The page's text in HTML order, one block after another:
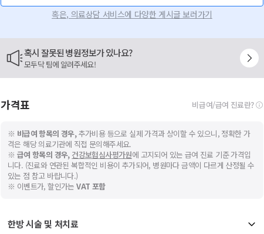
혹은, 의료상담 서비스에 다양한 게시글 보러가기
혹시 잘못된 병원정보가 있나요?
모두닥 팀에 알려주세요!
가격표 비급여/급여 진료란?
※ 비급여 항목의 경우,추가비용 등으로 실제 가격과 상이할 수 있으니, 정확한 가
격은 해당 의료기관에 직접 문의해주세요.
※ 급여 항목의 경우, 건강보험심사평가원에 고지되어 있는 급여 진료 기준 가격입
니다. (진료와 연관된 복합적인 비용이 추가되어, 병원마다 금액이 다르게 산정될 수
있는 점 참고 바랍니다.)
※ 이벤트가, 할인가는VAT 포함
한방 시술 및 처치료